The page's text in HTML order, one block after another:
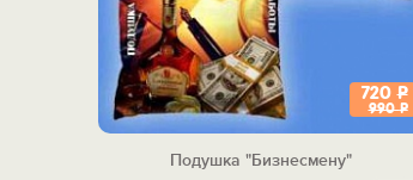
720Р
990Р
Подушка "Бизнесмену"